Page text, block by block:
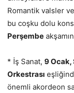
Romantik valsler
bu coşku dolu
Perşembe
* İş Sanat, 9 Ocak,
Orkestrası
önemli akordeon